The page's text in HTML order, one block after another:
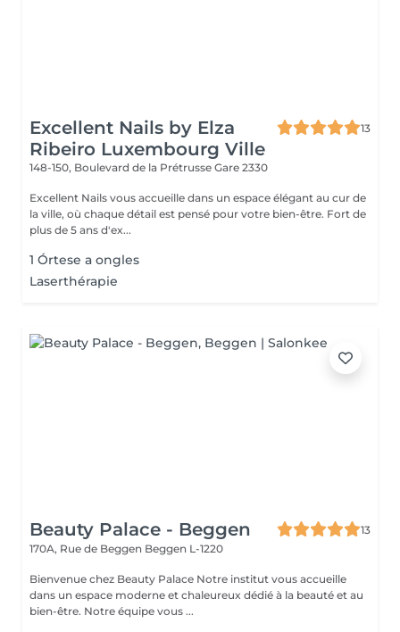
Excellent Nails by Elza
Ribeiro Luxembourg Ville
13
148-150, Boulevard de la Prétrusse Gare 2330
Excellent Nails vous accueille dans un espace élégant au cur de
la ville, où chaque détail est pensé pour votre bien-être. Fort de
plus de 5 ans d'ex...
1 Órtese a ongles
Laserthérapie
Beauty Palace - Beggen
13
170A, Rue de Beggen Beggen L-1220
Bienvenue chez Beauty Palace Notre institut vous accueille
dans un espace moderne et chaleureux dédié à la beauté et au
bien-être. Notre équipe vous ...